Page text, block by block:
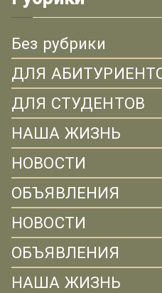
Без рубрики
ДЛЯ
ДЛЯ СТУДЕНТОВ
НАША ЖИЗНЬ
НОВОСТИ
ОБЪЯВЛЕНИЯ
НОВОСТИ
ОБЪЯВЛЕНИЯ
НАША ЖИЗНЬ